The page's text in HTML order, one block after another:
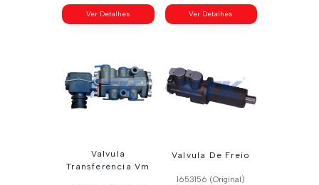
Ver Detalhes Ver Detalhes
Valvula
Transferencia Vm
Valvula De Freio
1653156 (Original)